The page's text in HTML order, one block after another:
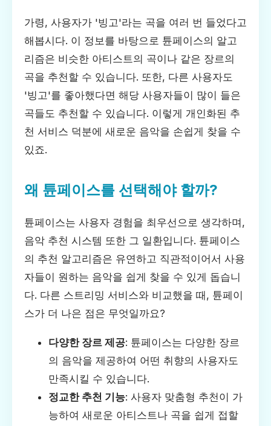
가령, 사용자가 '빙고'라는 곡을 여러 번 들었다고
해봅시다. 이 정보를 바탕으로 튠페이스의 알고
리즘은 비슷한 아티스트의 곡이나 같은 장르의
곡을 추천할 수 있습니다. 또한, 다른 사용자도
'빙고'를 좋아했다면 해당 사용자들이 많이 들은
곡들도 추천할 수 있습니다. 이렇게 개인화된 추
천 서비스 덕분에 새로운 음악을 손쉽게 찾을 수
있죠.
왜 튠페이스를 선택해야 할까?
튠페이스는 사용자 경험을 최우선으로 생각하며,
음악 추천 시스템 또한 그 일환입니다. 튠페이스
의 추천 알고리즘은 유연하고 직관적이어서 사용
자들이 원하는 음악을 쉽게 찾을 수 있게 돕습니
다. 다른 스트리밍 서비스와 비교했을 때, 튠페이
스가 더 나은 점은 무엇일까요?
다양한 장르 제공: 튠페이스는 다양한 장르
의 음악을 제공하여 어떤 취향의 사용자도
만족시킬 수 있습니다.
정교한 추천 기능: 사용자 맞춤형 추천이 가
능하여 새로운 아티스트나 곡을 쉽게 접할